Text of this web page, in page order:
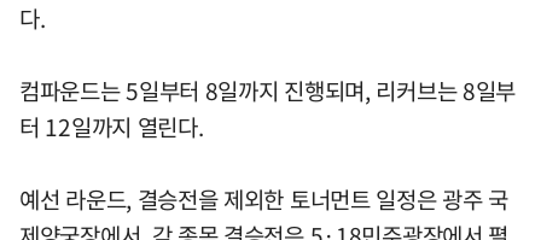
다.
컴파운드는 5일부터 8일까지 진행되며, 리커브는 8일부
터 12일까지 열린다.
예선 라운드, 결승전을 제외한 토너먼트 일정은 광주 국